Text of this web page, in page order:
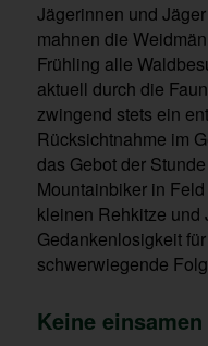
Jägerinnen und
mahnen die
Frühling alle
aktuell durch die
zwingend stets ein
Rücksichtnahme im
das Gebot der
Mountainbiker in
kleinen Rehkitze und
Gedankenlosigkeit
schwerwiegende
Keine einsamen